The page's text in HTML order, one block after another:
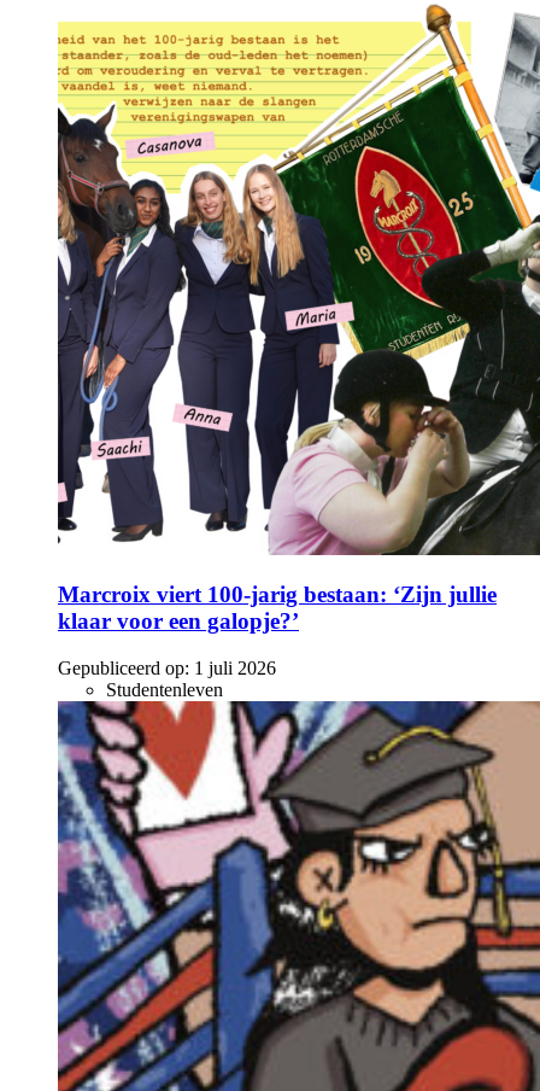
Marcroix viert 100-jarig bestaan: ‘Zijn jullie
klaar voor een galopje?’
Gepubliceerd op: 1 juli 2026
Studentenleven